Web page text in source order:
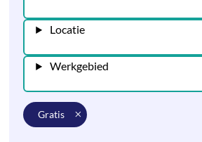
Locatie
Werkgebied
gratis